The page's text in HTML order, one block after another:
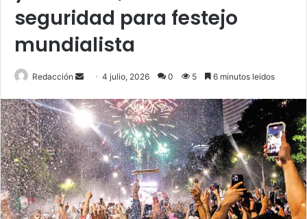
seguridad para festejo
mundialista
Redacción
n
d
a
n
e
m
a
4 julio, 2026 0 5 6 minutos leidos